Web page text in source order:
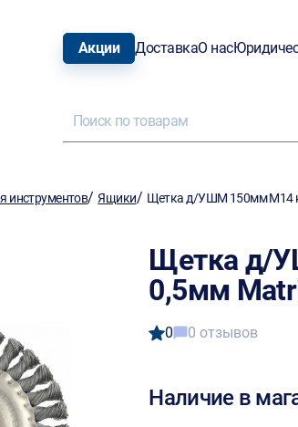
Акции ДоставкаО нас
инструментов/Ящики/ Щетка д/УШМ 150мм M14
Щетка д/
0,5мм
0 0 отзывов
Наличие в